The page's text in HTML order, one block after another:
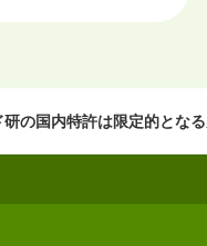
の国内特許は限定的とな